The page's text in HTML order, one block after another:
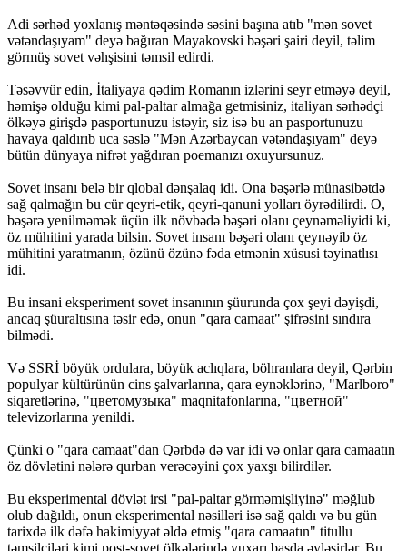
Adi sərhəd yoxlanış məntəqəsində səsini başına atıb "mən sovet
vətəndaşıyam" deyə bağıran Mayakovski bəşəri şairi deyil, təlim
görmüş sovet vəhşisini təmsil edirdi.
Təsəvvür edin, İtaliyaya qədim Romanın izlərini seyr etməyə deyil,
həmişə olduğu kimi pal-paltar almağa getmisiniz, italiyan sərhədçi
ölkəyə girişdə pasportunuzu istəyir, siz isə bu an pasportunuzu
havaya qaldırıb uca səslə "Mən Azərbaycan vətəndaşıyam" deyə
bütün dünyaya nifrət yağdıran poemanızı oxuyursunuz.
Sovet insanı belə bir qlobal dənşalaq idi. Ona bəşərlə münasibətdə
sağ qalmağın bu cür qeyri-etik, qeyri-qanuni yolları öyrədilirdi. O,
bəşərə yenilməmək üçün ilk növbədə bəşəri olanı çeynəməliyidi ki,
öz mühitini yarada bilsin. Sovet insanı bəşəri olanı çeynəyib öz
mühitini yaratmanın, özünü özünə fəda etmənin xüsusi təyinatlısı
idi.
Bu insani eksperiment sovet insanının şüurunda çox şeyi dəyişdi,
ancaq şüuraltısına təsir edə, onun "qara camaat" şifrəsini sındıra
bilmədi.
Və SSRİ böyük ordulara, böyük aclıqlara, böhranlara deyil, Qərbin
populyar kültürünün cins şalvarlarına, qara eynəklərinə, "Marlboro"
siqaretlərinə, "цветомузыка" maqnitafonlarına, "цветной"
televizorlarına yenildi.
Çünki o "qara camaat"dan Qərbdə də var idi və onlar qara camaatın
öz dövlətini nələrə qurban verəcəyini çox yaxşı bilirdilər.
Bu eksperimental dövlət irsi "pal-paltar görməmişliyinə" məğlub
olub dağıldı, onun eksperimental nəsilləri isə sağ qaldı və bu gün
tarixdə ilk dəfə hakimiyyət əldə etmiş "qara camaatın" titullu
təmsilçiləri kimi post-sovet ölkələrində yuxarı başda əyləşirlər. Bu